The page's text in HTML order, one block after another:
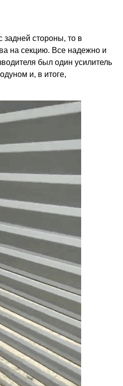
задней стороны, то в
на секцию. Все надежно и
был один усилитель
и, в итоге,